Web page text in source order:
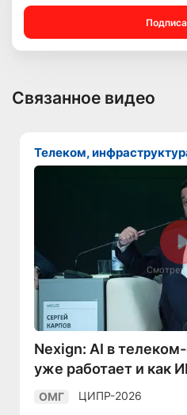
Связанное видео
Телеком,
Nexign: AI в
уже работает и как
ОМГ ЦИПР-2026